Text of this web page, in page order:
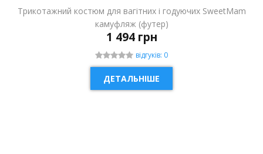
Трикотажний костюм для вагітних і годуючих SweetMam
камуфляж (футер)
1 494 грн
відгуків: 0
ДЕТАЛЬНІШЕ